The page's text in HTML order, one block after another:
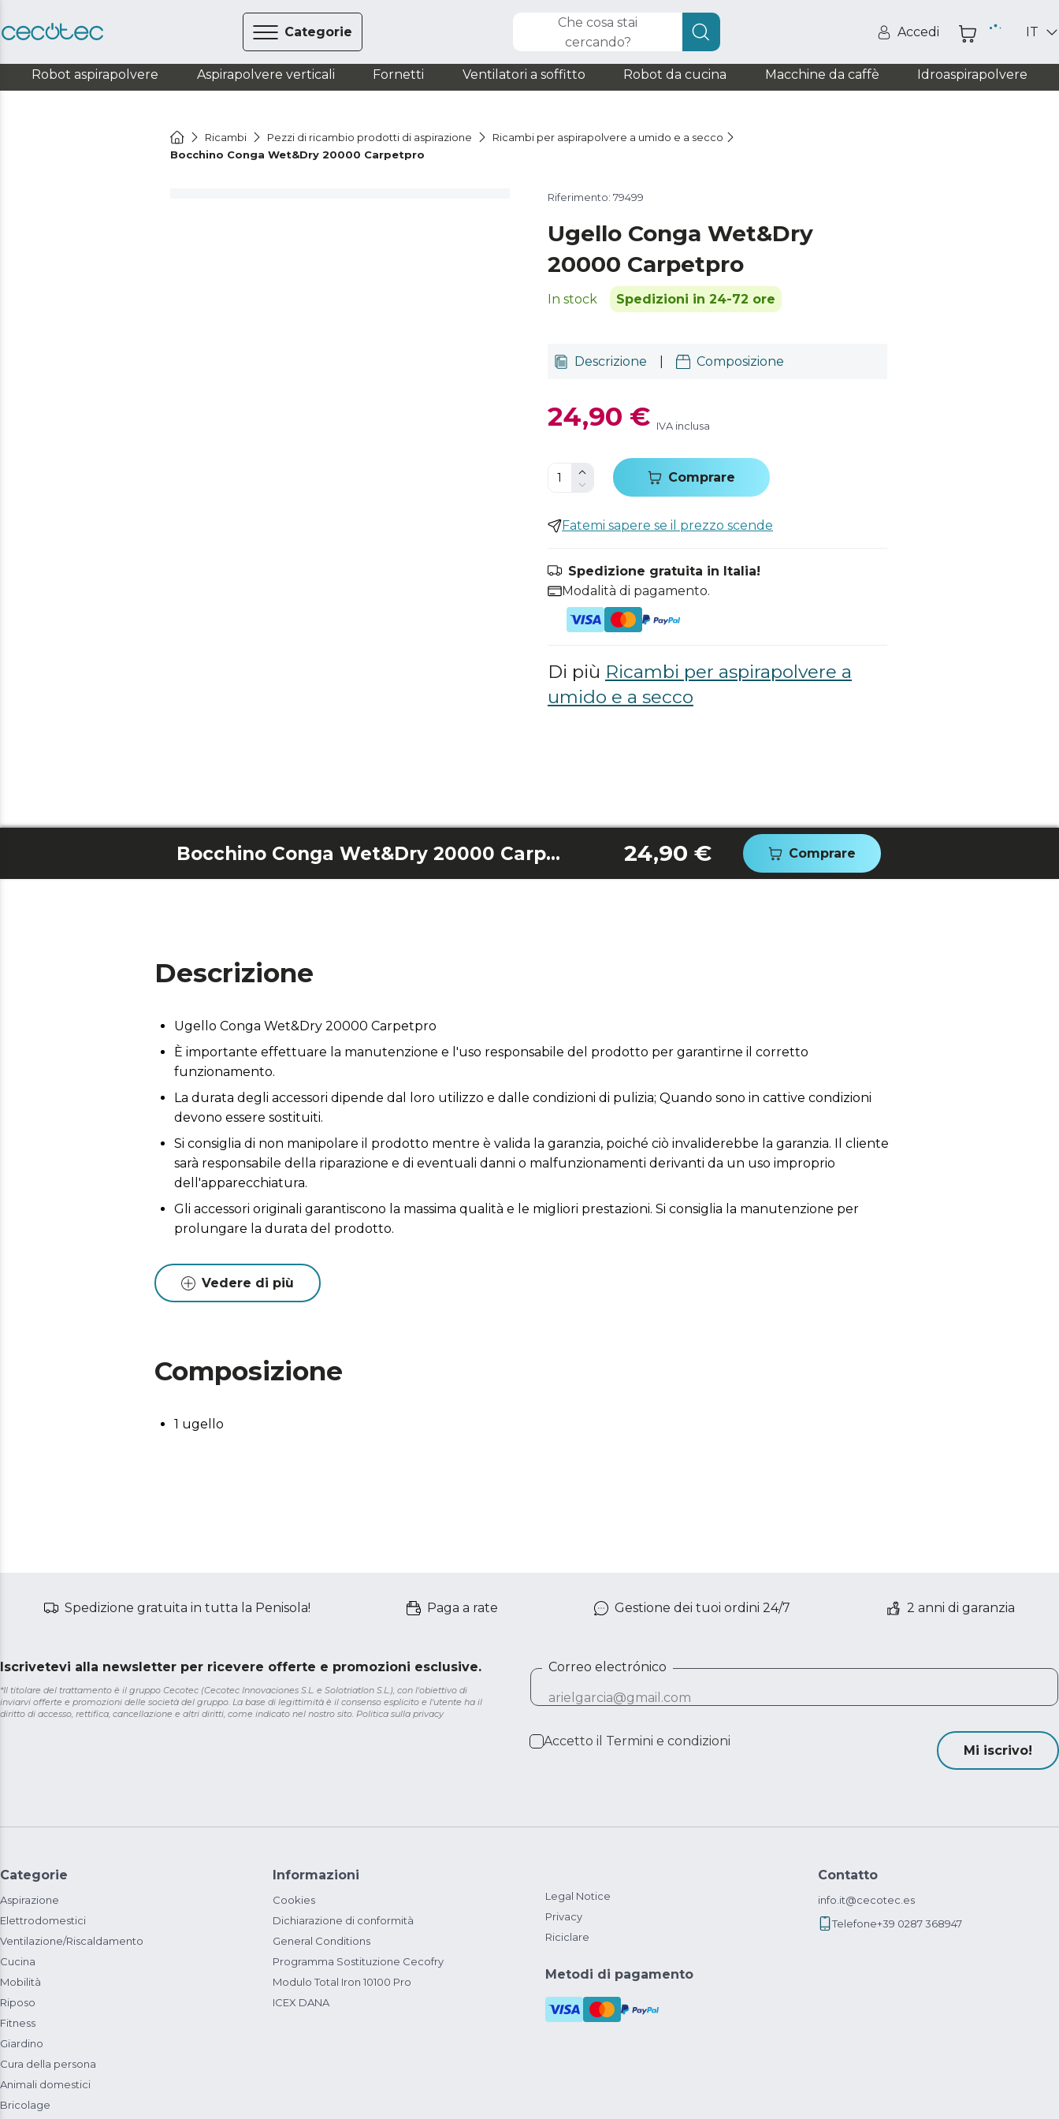
Categorie
Che cosa stai
cercando?
Accedi IT
Robot aspirapolvere Aspirapolvere verticali Fornetti Ventilatori a soffitto Robot da cucina Macchine da caffè Idroaspirapolvere
Ricambi Pezzi di ricambio prodotti di aspirazione
Ricambi per aspirapolvere a umido e a secco
Bocchino Conga Wet&Dry 20000 Carpetpro
Riferimento: 79499
Ugello Conga Wet&Dry
20000 Carpetpro
In stock Spedizioni in 24-72 ore
Descrizione Composizione
24,90 € IVA inclusa
Comprare
Fatemi sapere se il prezzo scende
Spedizione gratuita in Italia!
Modalità di pagamento.
Di più Ricambi per aspirapolvere a
umido e a secco
Bocchino Conga Wet&Dry 20000 Carpetpro 24,90 € Comprare
Descrizione
Ugello Conga Wet&Dry 20000 Carpetpro
È importante effettuare la manutenzione e l'uso responsabile del prodotto per garantirne il corretto
funzionamento.
La durata degli accessori dipende dal loro utilizzo e dalle condizioni di pulizia; Quando sono in cattive condizioni
devono essere sostituiti.
Si consiglia di non manipolare il prodotto mentre è valida la garanzia, poiché ciò invaliderebbe la garanzia. Il cliente
sarà responsabile della riparazione e di eventuali danni o malfunzionamenti derivanti da un uso improprio
dell'apparecchiatura.
Gli accessori originali garantiscono la massima qualità e le migliori prestazioni. Si consiglia la manutenzione per
prolungare la durata del prodotto.
Vedere di più
Composizione
1 ugello
Spedizione gratuita in tutta la Penisola! Paga a rate Gestione dei tuoi ordini 24/7 2 anni di garanzia
Iscrivetevi alla newsletter per ricevere offerte e promozioni esclusive.
*Il titolare del trattamento è il gruppo Cecotec (Cecotec Innovaciones S.L. e Solotriatlon S.L.), con l'obiettivo di
inviarvi offerte e promozioni delle società del gruppo. La base di legittimità è il consenso esplicito e l'utente ha il
diritto di accesso, rettifica, cancellazione e altri diritti, come indicato nel nostro sito. Politica sulla privacy
Correo electrónico
Accetto il Termini e condizioni
Mi iscrivo!
Categorie
Aspirazione
Elettrodomestici
Ventilazione/Riscaldamento
Cucina
Mobilità
Riposo
Fitness
Giardino
Cura della persona
Animali domestici
Bricolage
Informazioni
Cookies
Dichiarazione di conformità
General Conditions
Programma Sostituzione Cecofry
Modulo Total Iron 10100 Pro
ICEX DANA
Legal Notice
Privacy
Riciclare
Metodi di pagamento
Contatto
info.it@cecotec.es
Telefone+39 0287 368947